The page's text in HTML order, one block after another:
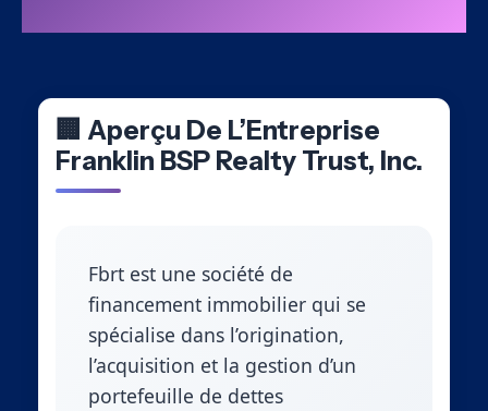
🏢 Aperçu De L’Entreprise
Franklin BSP Realty Trust, Inc.
Fbrt est une société de
financement immobilier qui se
spécialise dans l’origination,
l’acquisition et la gestion d’un
portefeuille de dettes